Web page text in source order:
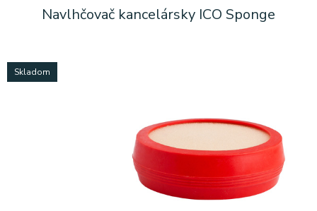
Výpredaj BTS
Navlhčovač kancelársky ICO Sponge
Skladom